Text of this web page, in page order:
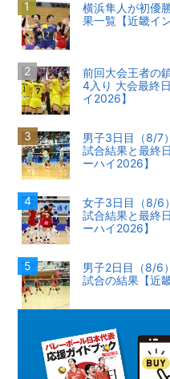
横浜隼人が初優
果一覧【近畿イ
前回大会王者の
4入り 大会最終
イ2026】
男子3日目（8/7
試合結果と最終
ーハイ2026】
女子3日目（8/6
試合結果と最終
ーハイ2026】
男子2日目（8/6
試合の結果【近